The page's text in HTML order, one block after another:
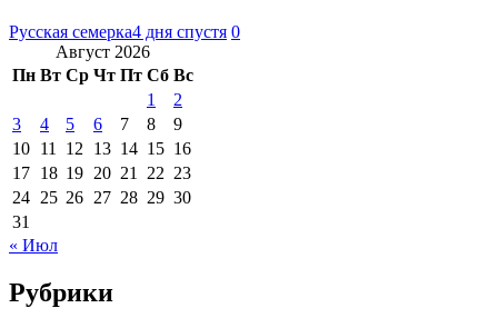
Русская семерка4 дня спустя 0
Август 2026
Пн Вт Ср Чт Пт Сб Вс
1
2
3
4 5 6 7 8
9
10 11 12 13 14 15 16
17 18 19 20 21 22 23
24 25 26 27 28 29 30
31
« Июл
Рубрики